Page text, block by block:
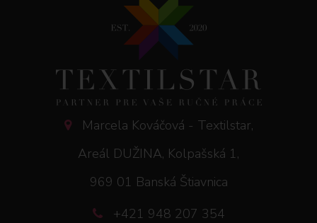
Marcela Kováčová - Textilstar,
Areál DUŽINA, Kolpašská 1,
969 01 Banská Štiavnica
+421 948 207 354